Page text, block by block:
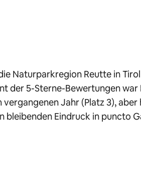
Naturparkregion Reutte in
der 5-Sterne-Bewertungen
vergangenen Jahr (Platz 3),
bleibenden Eindruck in puncto